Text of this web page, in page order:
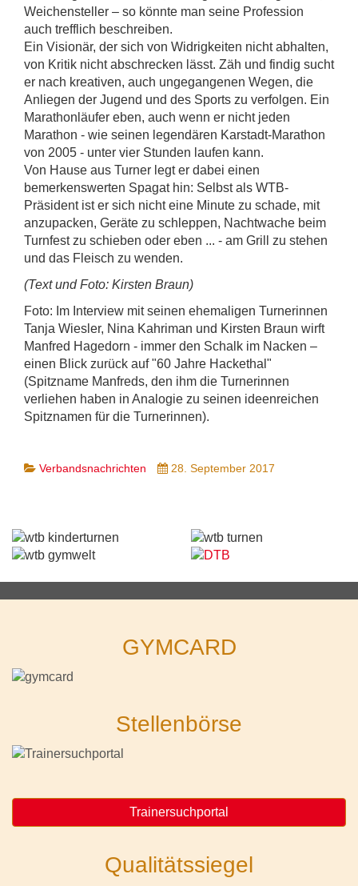
Weichensteller – so könnte man seine Profession
auch trefflich beschreiben.
Ein Visionär, der sich von Widrigkeiten nicht abhalten,
von Kritik nicht abschrecken lässt. Zäh und findig sucht
er nach kreativen, auch ungegangenen Wegen, die
Anliegen der Jugend und des Sports zu verfolgen. Ein
Marathonläufer eben, auch wenn er nicht jeden
Marathon - wie seinen legendären Karstadt-Marathon
von 2005 - unter vier Stunden laufen kann.
Von Hause aus Turner legt er dabei einen
bemerkenswerten Spagat hin: Selbst als WTB-
Präsident ist er sich nicht eine Minute zu schade, mit
anzupacken, Geräte zu schleppen, Nachtwache beim
Turnfest zu schieben oder eben ... - am Grill zu stehen
und das Fleisch zu wenden.
(Text und Foto: Kirsten Braun)
Foto: Im Interview mit seinen ehemaligen Turnerinnen
Tanja Wiesler, Nina Kahriman und Kirsten Braun wirft
Manfred Hagedorn - immer den Schalk im Nacken –
einen Blick zurück auf "60 Jahre Hackethal"
(Spitzname Manfreds, den ihm die Turnerinnen
verliehen haben in Analogie zu seinen ideenreichen
Spitznamen für die Turnerinnen).
Verbandsnachrichten 28. September 2017
GYMCARD
Stellenbörse
Trainersuchportal
Qualitätssiegel